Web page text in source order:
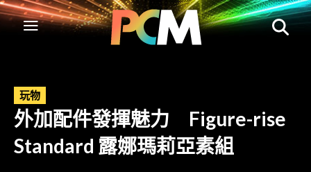
玩物
外加配件發揮魅力 Figure-rise
Standard 露娜瑪莉亞素組